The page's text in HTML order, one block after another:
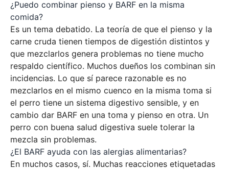
¿Puedo combinar pienso y BARF en la misma
comida?
Es un tema debatido. La teoría de que el pienso y la
carne cruda tienen tiempos de digestión distintos y
que mezclarlos genera problemas no tiene mucho
respaldo científico. Muchos dueños los combinan sin
incidencias. Lo que sí parece razonable es no
mezclarlos en el mismo cuenco en la misma toma si
el perro tiene un sistema digestivo sensible, y en
cambio dar BARF en una toma y pienso en otra. Un
perro con buena salud digestiva suele tolerar la
mezcla sin problemas.
¿El BARF ayuda con las alergias alimentarias?
En muchos casos, sí. Muchas reacciones etiquetadas